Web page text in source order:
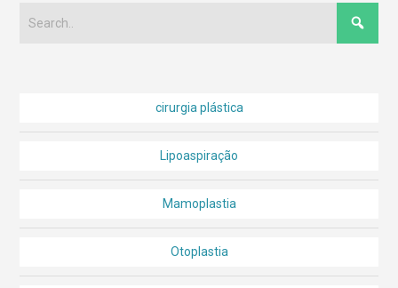
cirurgia plástica
Lipoaspiração
Mamoplastia
Otoplastia